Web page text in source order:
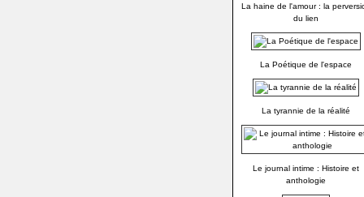
La haine de l'amour : la
du lien
La Poétique de l'espace
La tyrannie de la réalité
Le journal intime : Histoire et
anthologie